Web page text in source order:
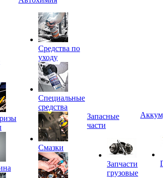
Средства по
уходу
Специальные
средства
Смазки
Запасные
части
Запчасти
грузовые